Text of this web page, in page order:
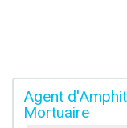
Agent
Mortuaire